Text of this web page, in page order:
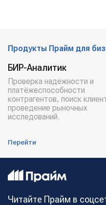
Продукты Прайм для
БИР-Аналитик
Проверка надёжности и
платёжеспособности
контрагентов, поиск
проведение рыночных
исследований.
Перейти
Читайте Прайм в